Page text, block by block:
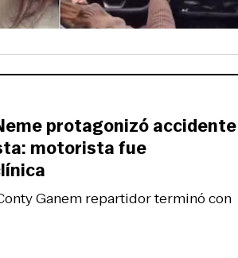
Ganem repartidor terminó con
protagonizó accidente
motorista fue